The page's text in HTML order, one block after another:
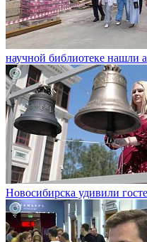
научной библиотеке нашли
Новосибирска удивили